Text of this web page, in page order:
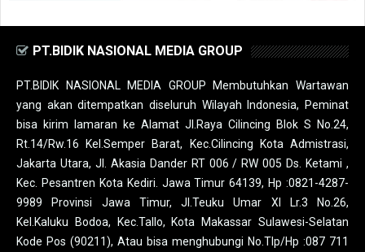
PT.BIDIK NASIONAL MEDIA GROUP
PT.BIDIK NASIONAL MEDIA GROUP Membutuhkan Wartawan
yang akan ditempatkan diseluruh Wilayah Indonesia, Peminat
bisa kirim lamaran ke Alamat Jl.Raya Cilincing Blok S No.24,
Rt.14/Rw.16 Kel.Semper Barat, Kec.Cilincing Kota Admistrasi,
Jakarta Utara, Jl. Akasia Dander RT 006 / RW 005 Ds. Ketami ,
Kec. Pesantren Kota Kediri. Jawa Timur 64139, Hp :0821-4287-
9989 Provinsi Jawa Timur, Jl.Teuku Umar XI Lr.3 No.26,
Kel.Kaluku Bodoa, Kec.Tallo, Kota Makassar Sulawesi-Selatan
Kode Pos (90211), Atau bisa menghubungi No.Tlp/Hp :087 711